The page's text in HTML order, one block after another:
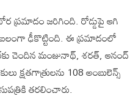
ప్రమాదం జరిగింది. రోడ్డుపై ఆగి
బలంగా ఢీకొట్టింది. ఈ ప్రమాదంలో
చెందిన మంజునాథ్, శరత్, ఆనంద్
108 అంబులెన్స్
తరలించారు.